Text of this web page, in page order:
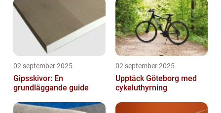
02 september 2025
Gipsskivor: En
grundläggande guide
02 september 2025
Upptäck Göteborg med
cykeluthyrning